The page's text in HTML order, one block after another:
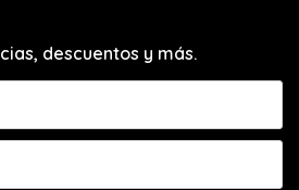
descuentos y más.